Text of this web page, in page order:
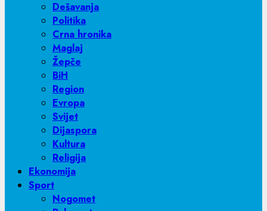
Dešavanja
Politika
Crna hronika
Maglaj
Žepče
BiH
Region
Evropa
Svijet
Dijaspora
Kultura
Religija
Ekonomija
Sport
Nogomet